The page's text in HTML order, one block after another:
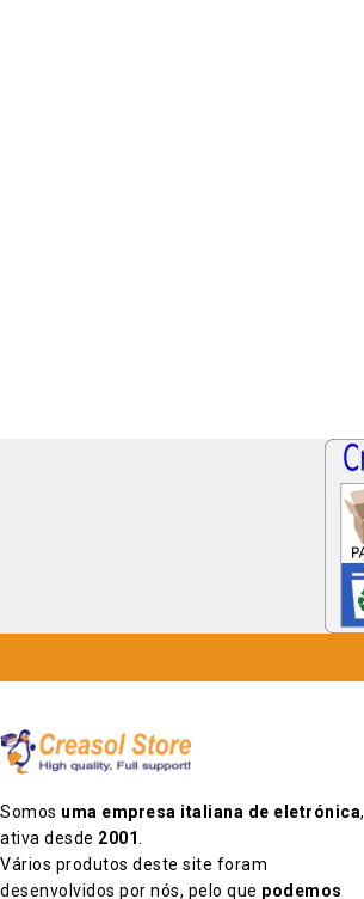
Somos uma empresa italiana de eletrónica,
ativa desde 2001
Vários produtos deste site foram
desenvolvidos por nós, pelo que podemos